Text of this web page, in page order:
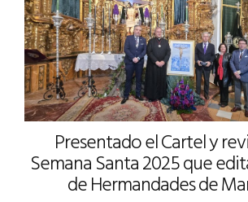
Presentado el Cartel y
Semana Santa 2025 que
de Hermandades de